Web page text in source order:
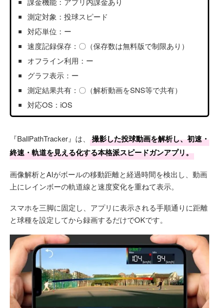
測定対象：投球スピード
対応単位：ー
速度記録保存：〇（保存数は無料版で制限あり）
オフライン利用：ー
グラフ表示：ー
測定結果共有：〇（解析動画をSNS等で共有）
対応OS：iOS
『BallPathTracker』は、
撮影した投球動画を解析し、初速・
終速・軌道を見える化する本格派スピードガンアプリ。
画像解析とAIがボールの移動距離と経過時間を検出し、動画
上にレインボーの軌道線と速度変化を重ねて表示。
スマホを三脚に固定し、アプリに表示される手順通りに距離
と球種を設定してから録画するだけでOKです。